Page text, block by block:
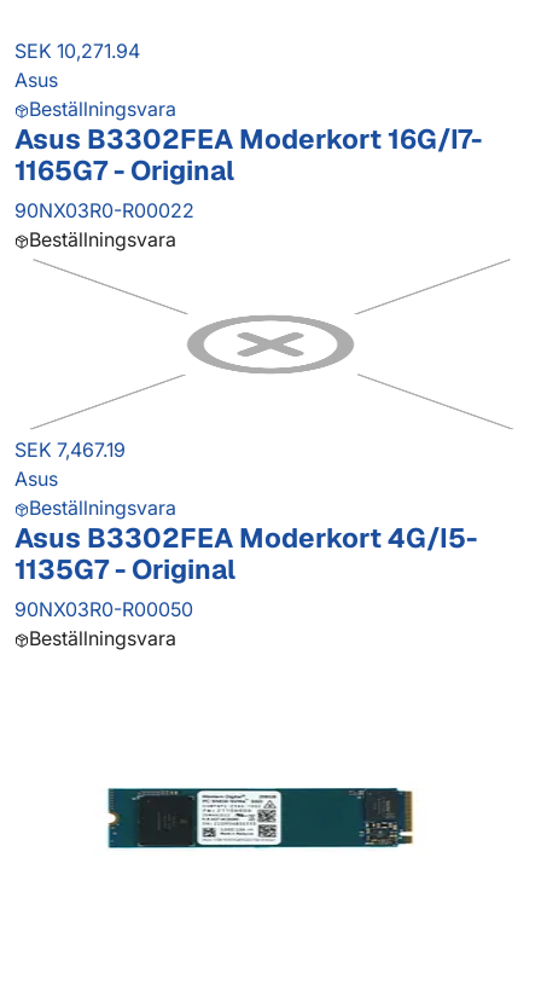
SEK 10,271.94
Asus
Beställningsvara
Asus B3302FEA Moderkort 16G/I7-
1165G7 - Original
90NX03R0-R00022
Beställningsvara
SEK 7,467.19
Asus
Beställningsvara
Asus B3302FEA Moderkort 4G/I5-
1135G7 - Original
90NX03R0-R00050
Beställningsvara